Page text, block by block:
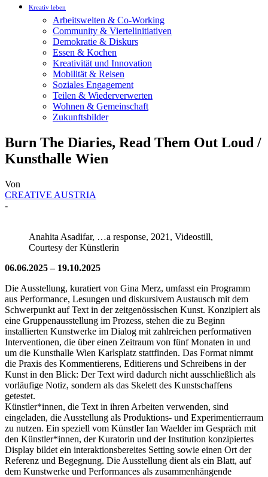
Kreativ leben
Arbeitswelten & Co-Working
Community & Viertelinitiativen
Demokratie & Diskurs
Essen & Kochen
Kreativität und Innovation
Mobilität & Reisen
Soziales Engagement
Teilen & Wiederverwerten
Wohnen & Gemeinschaft
Zukunftsbilder
Burn The Diaries, Read Them Out Loud /
Kunsthalle Wien
Von
CREATIVE AUSTRIA
-
Anahita Asadifar, …a response, 2021, Videostill,
Courtesy der Künstlerin
06.06.2025 – 19.10.2025
Die Ausstellung, kuratiert von Gina Merz, umfasst ein Programm
aus Performance, Lesungen und diskursivem Austausch mit dem
Schwerpunkt auf Text in der zeitgenössischen Kunst. Konzipiert als
eine Gruppenausstellung im Prozess, stehen die zu Beginn
installierten Kunstwerke im Dialog mit zahlreichen performativen
Interventionen, die über einen Zeitraum von fünf Monaten in und
um die Kunsthalle Wien Karlsplatz stattfinden. Das Format nimmt
die Praxis des Kommentierens, Editierens und Schreibens in der
Kunst in den Blick: Der Text wird dadurch nicht ausschließlich als
vorläufige Notiz, sondern als das Skelett des Kunstschaffens
getestet.
Künstler*innen, die Text in ihren Arbeiten verwenden, sind
eingeladen, die Ausstellung als Produktions- und Experimentierraum
zu nutzen. Ein speziell vom Künstler Ian Waelder im Gespräch mit
den Künstler*innen, der Kuratorin und der Institution konzipiertes
Display bildet ein interaktionsbereites Setting sowie einen Ort der
Referenz und Begegnung. Die Ausstellung dient als ein Blatt, auf
dem Kunstwerke und Performances als zusammenhängende